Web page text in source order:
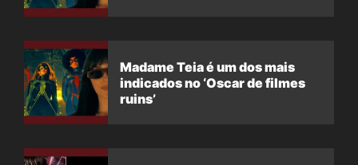
Madame Teia é um dos mais
indicados no ‘Oscar de filmes
ruins’